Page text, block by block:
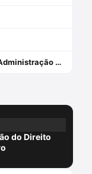
de
IA Juris STJ Assunto Crimes Contra a Administração Pública
do Direito